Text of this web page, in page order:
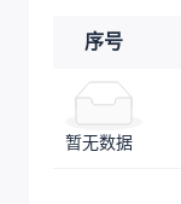
序号
暂无数据